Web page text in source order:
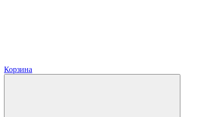
Корзина